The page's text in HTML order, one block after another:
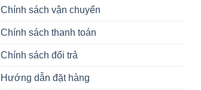
Chính sách vận chuyển
Chính sách thanh toán
Chính sách đổi trả
Hướng dẫn đặt hàng